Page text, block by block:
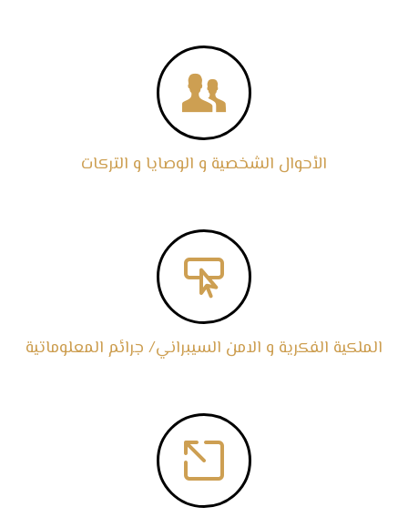

الأحوال الشخصية و الوصايا و التركات

الملكية الفكرية و الامن السيبراني/ جرائم المعلوماتية
